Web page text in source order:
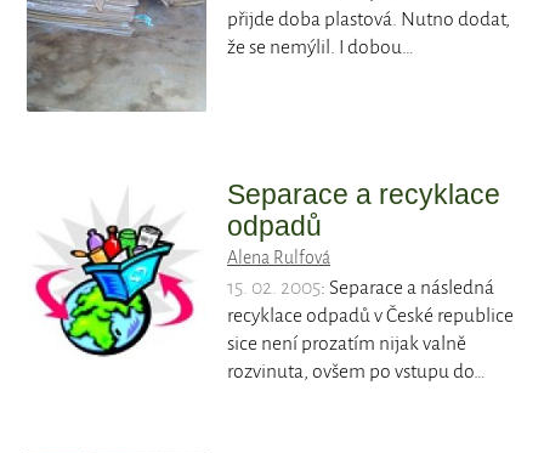
přijde doba plastová. Nutno dodat,
že se nemýlil. I dobou…
Separace a recyklace
odpadů
Alena Rulfová
15. 02. 2005: Separace a následná
recyklace odpadů v České republice
sice není prozatím nijak valně
rozvinuta, ovšem po vstupu do…